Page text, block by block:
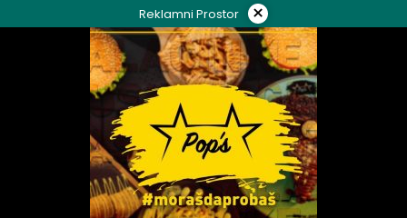
to
Reklamni Prostor ×